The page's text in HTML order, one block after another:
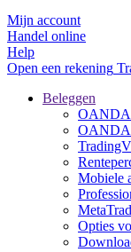
Mijn account
Handel online
Help
Open een rekening
Beleggen
OANDA
Mobiele
Opties